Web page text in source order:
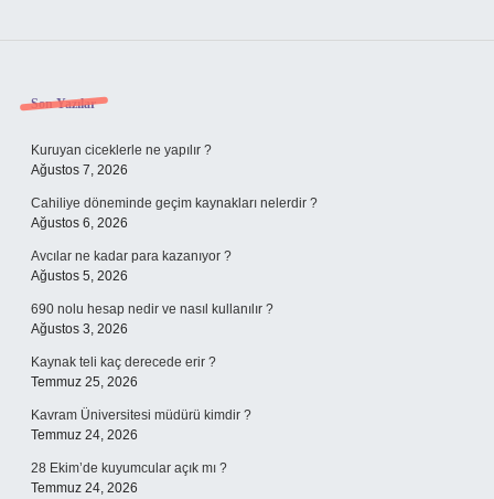
Sidebar
Son Yazılar
Kuruyan ciceklerle ne yapılır ?
Ağustos 7, 2026
Cahiliye döneminde geçim kaynakları nelerdir ?
Ağustos 6, 2026
Avcılar ne kadar para kazanıyor ?
Ağustos 5, 2026
690 nolu hesap nedir ve nasıl kullanılır ?
Ağustos 3, 2026
Kaynak teli kaç derecede erir ?
Temmuz 25, 2026
Kavram Üniversitesi müdürü kimdir ?
Temmuz 24, 2026
28 Ekim’de kuyumcular açık mı ?
Temmuz 24, 2026